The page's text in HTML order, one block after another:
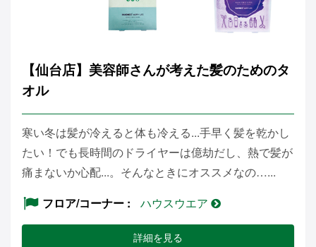
【仙台店】美容師さんが考えた髪のためのタ
オル
寒い冬は髪が冷えると体も冷える...手早く髪を乾かし
たい！でも長時間のドライヤーは億劫だし、熱で髪が
痛まないか心配...。そんなときにオススメなの…...
フロア/コーナー
ハウスウエア
詳細を見る